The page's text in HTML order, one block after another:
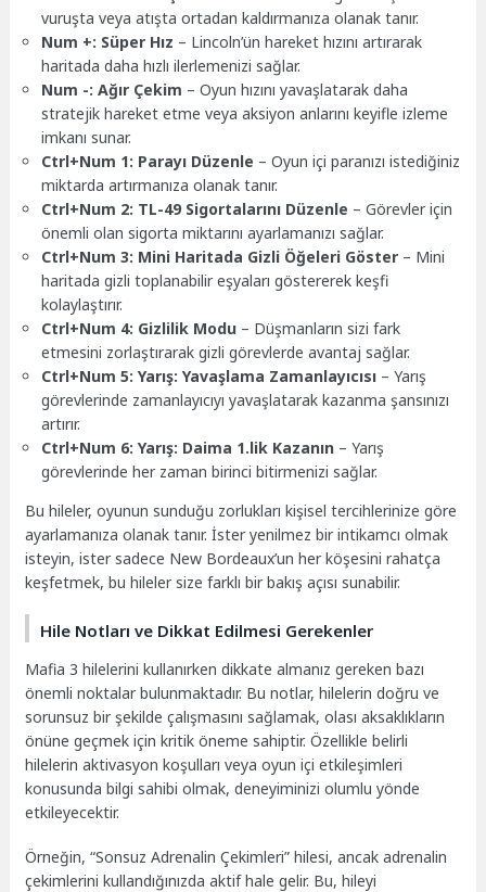
vuruşta veya atışta ortadan kaldırmanıza olanak tanır.
Num +: Süper Hız – Lincoln’ün hareket hızını artırarak
haritada daha hızlı ilerlemenizi sağlar.
Num -: Ağır Çekim – Oyun hızını yavaşlatarak daha
stratejik hareket etme veya aksiyon anlarını keyifle izleme
imkanı sunar.
Ctrl+Num 1: Parayı Düzenle – Oyun içi paranızı istediğiniz
miktarda artırmanıza olanak tanır.
Ctrl+Num 2: TL-49 Sigortalarını Düzenle – Görevler için
önemli olan sigorta miktarını ayarlamanızı sağlar.
Ctrl+Num 3: Mini Haritada Gizli Öğeleri Göster – Mini
haritada gizli toplanabilir eşyaları göstererek keşfi
kolaylaştırır.
Ctrl+Num 4: Gizlilik Modu – Düşmanların sizi fark
etmesini zorlaştırarak gizli görevlerde avantaj sağlar.
Ctrl+Num 5: Yarış: Yavaşlama Zamanlayıcısı – Yarış
görevlerinde zamanlayıcıyı yavaşlatarak kazanma şansınızı
artırır.
Ctrl+Num 6: Yarış: Daima 1.lik Kazanın – Yarış
görevlerinde her zaman birinci bitirmenizi sağlar.
Bu hileler, oyunun sunduğu zorlukları kişisel tercihlerinize göre
ayarlamanıza olanak tanır. İster yenilmez bir intikamcı olmak
isteyin, ister sadece New Bordeaux’un her köşesini rahatça
keşfetmek, bu hileler size farklı bir bakış açısı sunabilir.
Hile Notları ve Dikkat Edilmesi Gerekenler
Mafia 3 hilelerini kullanırken dikkate almanız gereken bazı
önemli noktalar bulunmaktadır. Bu notlar, hilelerin doğru ve
sorunsuz bir şekilde çalışmasını sağlamak, olası aksaklıkların
önüne geçmek için kritik öneme sahiptir. Özellikle belirli
hilelerin aktivasyon koşulları veya oyun içi etkileşimleri
konusunda bilgi sahibi olmak, deneyiminizi olumlu yönde
etkileyecektir.
Örneğin, “Sonsuz Adrenalin Çekimleri” hilesi, ancak adrenalin
çekimlerini kullandığınızda aktif hale gelir. Bu, hileyi